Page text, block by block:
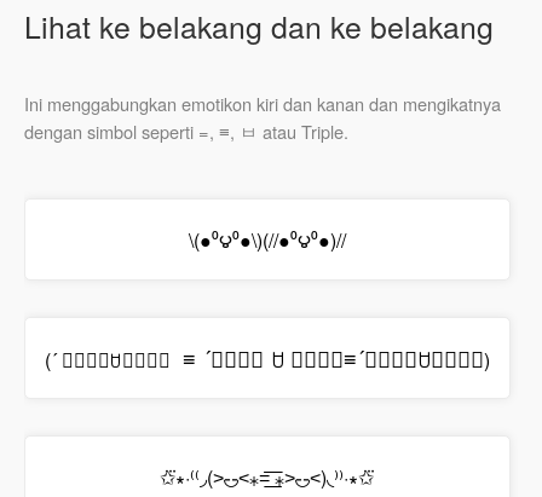
Lihat ke belakang dan ke belakang
Ini menggabungkan emotikon kiri dan kanan dan mengikatnya
dengan simbol seperti =, ≡, ㅂ atau Triple.
\(●⁰౪⁰●\)(//●⁰౪⁰●)//
(´ ↂ⃙⃙⃚ꇴↂ⃙⃙⃚ ≡ ´ↂ ꇴ ↂ≡´ↂꇴↂ)
✩⃛∗·⁽⁽◞(˃◟̵◞̵˂⁎=͟͟͞͞ ⁎˃◟̵◞̵˂)◟⁾⁾·∗✩⃛